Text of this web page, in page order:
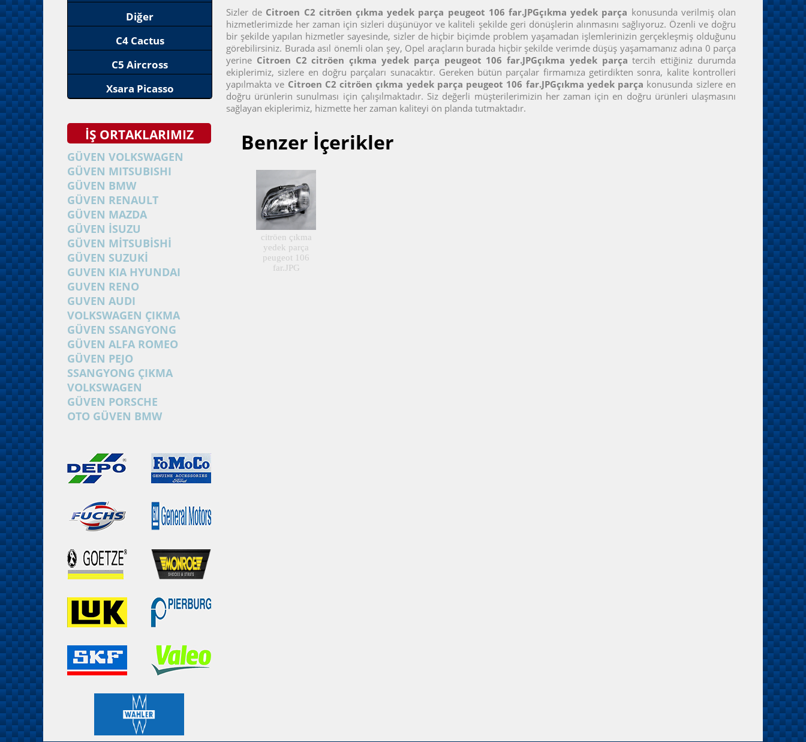
Diğer
C4 Cactus
C5 Aircross
Xsara Picasso
İŞ ORTAKLARIMIZ
GÜVEN VOLKSWAGEN
GÜVEN MITSUBISHI
GÜVEN BMW
GÜVEN RENAULT
GÜVEN MAZDA
GÜVEN İSUZU
GÜVEN MİTSUBİSHİ
GÜVEN SUZUKİ
GUVEN KIA HYUNDAI
GUVEN RENO
GUVEN AUDI
VOLKSWAGEN ÇIKMA
GÜVEN SSANGYONG
GÜVEN ALFA ROMEO
GÜVEN PEJO
SSANGYONG ÇIKMA
VOLKSWAGEN
GÜVEN PORSCHE
OTO GÜVEN BMW
Sizler de Citroen C2 citröen çıkma yedek parça peugeot 106 far.JPGçıkma yedek parça konusunda verilmiş olan
hizmetlerimizde her zaman için sizleri düşünüyor ve kaliteli şekilde geri dönüşlerin alınmasını sağlıyoruz. Özenli ve doğru
bir şekilde yapılan hizmetler sayesinde, sizler de hiçbir biçimde problem yaşamadan işlemlerinizin gerçekleşmiş olduğunu
görebilirsiniz. Burada asıl önemli olan şey, Opel araçların burada hiçbir şekilde verimde düşüş yaşamamanız adına 0 parça
yerine Citroen C2 citröen çıkma yedek parça peugeot 106 far.JPGçıkma yedek parça tercih ettiğiniz durumda
ekiplerimiz, sizlere en doğru parçaları sunacaktır. Gereken bütün parçalar firmamıza getirdikten sonra, kalite kontrolleri
yapılmakta ve Citroen C2 citröen çıkma yedek parça peugeot 106 far.JPGçıkma yedek parça konusunda sizlere en
doğru ürünlerin sunulması için çalışılmaktadır. Siz değerli müşterilerimizin her zaman için en doğru ürünleri ulaşmasını
sağlayan ekiplerimiz, hizmette her zaman kaliteyi ön planda tutmaktadır.
Benzer İçerikler
citröen çıkma
yedek parça
peugeot 106
far.JPG